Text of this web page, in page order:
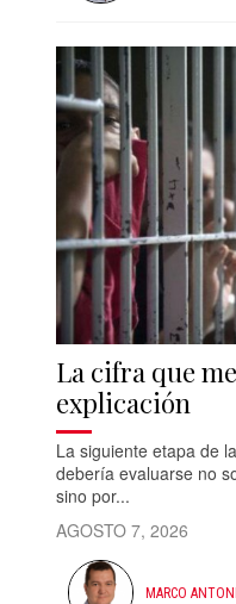
La cifra que
explicación
La siguiente etapa de
debería evaluarse no
sino por...
AGOSTO 7, 2026
MARCO